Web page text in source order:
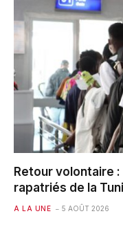
Retour volontaire
rapatriés de la
A LA UNE 5 AOÛT 2026